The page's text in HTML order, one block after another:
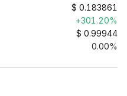
$ 0.183861
+301.20%
$ 0.99944
0.00%